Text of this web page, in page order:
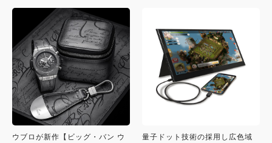
ウブロが新作【ビッグ・バン ウ
量子ドット技術の採用し広色域